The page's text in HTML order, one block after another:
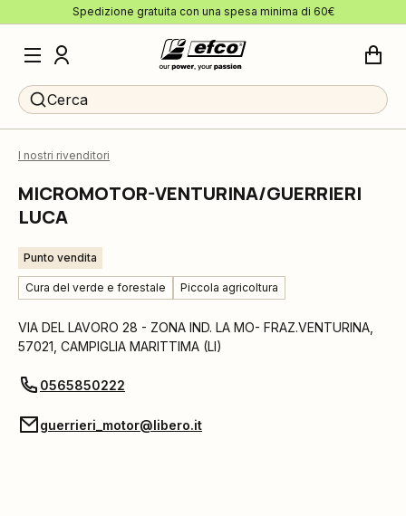
Spedizione gratuita con una spesa minima di 60€
Cerca
I nostri rivenditori
MICROMOTOR-VENTURINA/GUERRIERI
LUCA
Punto vendita
Cura del verde e forestale Piccola agricoltura
VIA DEL LAVORO 28 - ZONA IND. LA MO- FRAZ.VENTURINA
57021 CAMPIGLIA MARITTIMA (LI)
0565850222
guerrieri_motor@libero.it